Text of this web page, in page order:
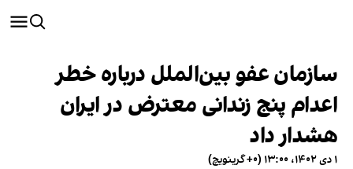
سازمان عفو بین‌الملل درباره خطر
اعدام پنج زندانی معترض در ایران
هشدار داد
۱ دی ۱۴۰۲، ۱۳:۰۰ (‎+۰ گرینویچ)